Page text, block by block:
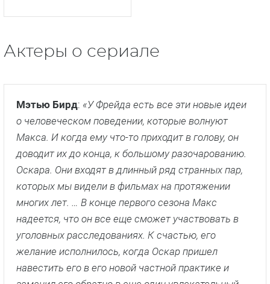
Алиенист
Актеры о сериале